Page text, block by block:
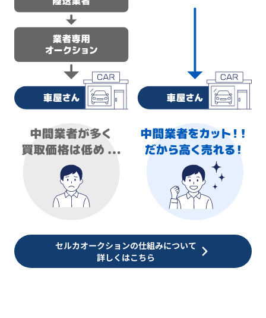
セルカオークションの仕組みについて
詳しくはこちら